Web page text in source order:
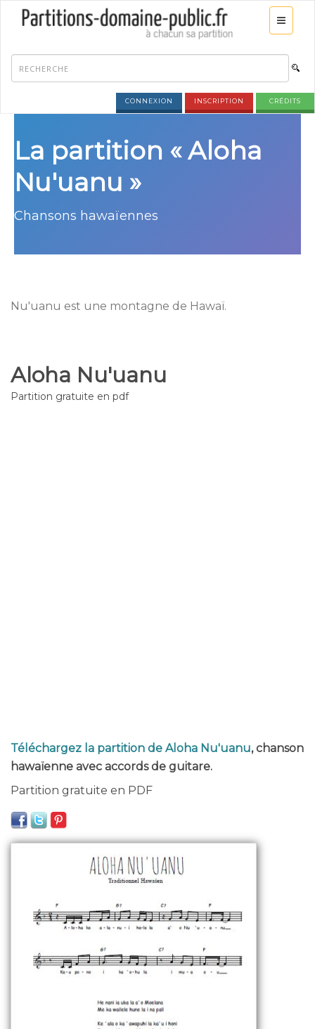
CONNEXION INSCRIPTION CRÉDITS
La partition « Aloha
Nu'uanu »
Chansons hawaïennes
Nu'uanu est une montagne de Hawaï.
Aloha Nu'uanu
Partition gratuite en pdf
Téléchargez la partition de Aloha Nu'uanu, chanson
hawaïenne avec accords de guitare.
Partition gratuite en PDF